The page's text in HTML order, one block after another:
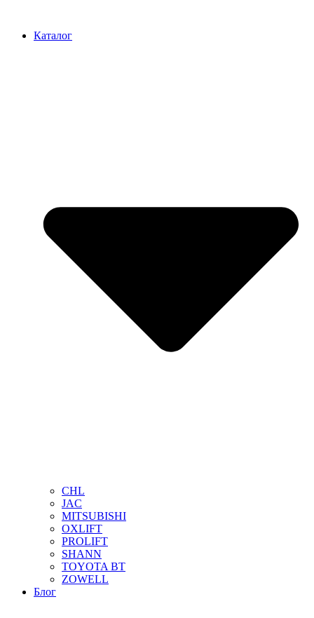
содержимому
Каталог
CHL
JAC
MITSUBISHI
OXLIFT
PROLIFT
SHANN
TOYOTA BT
ZOWELL
Блог